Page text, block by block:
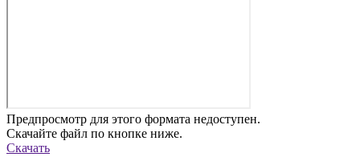
Предпросмотр для этого формата недоступен.
Скачайте файл по кнопке ниже.
Скачать